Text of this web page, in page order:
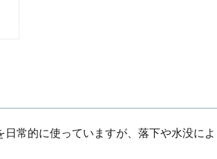
日常的に使っていますが、落下や水没に